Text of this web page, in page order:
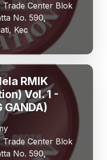
Trade Center Blok
No. 590,
Kec
RMIK
Vol. 1 -
GANDA)
Trade Center Blok
No. 590,